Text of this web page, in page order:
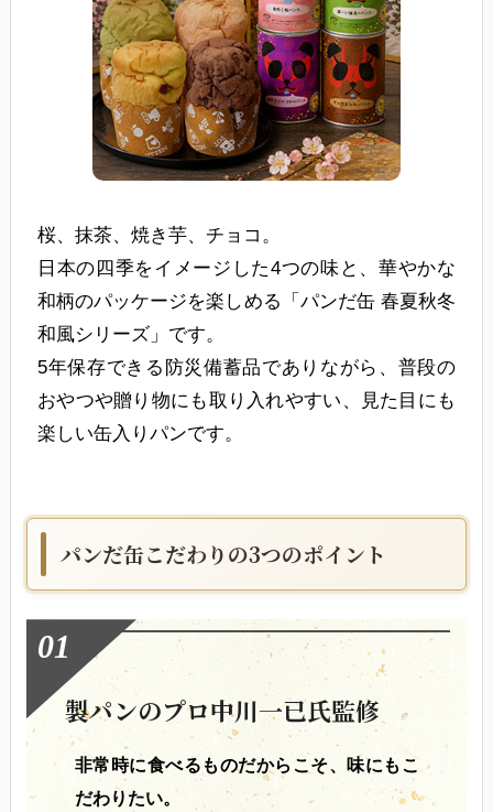
桜、抹茶、焼き芋、チョコ。
日本の四季をイメージした4つの味と、華やかな
和柄のパッケージを楽しめる「パンだ缶 春夏秋冬
和風シリーズ」です。
5年保存できる防災備蓄品でありながら、普段の
おやつや贈り物にも取り入れやすい、見た目にも
楽しい缶入りパンです。
パンだ缶こだわりの3つのポイント
製パンのプロ中川一已氏監修
非常時に食べるものだからこそ、味にもこ
だわりたい。